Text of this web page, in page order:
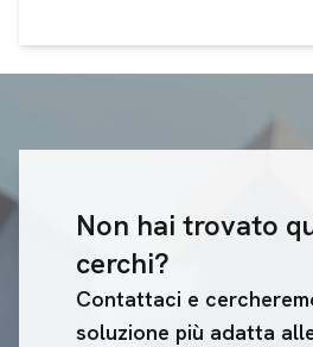
Non hai trovato
cerchi?
Contattaci e
soluzione più adatta